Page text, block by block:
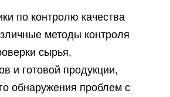
по контролю качества
методы контроля
сырья,
и готовой продукции,
обнаружения проблем с